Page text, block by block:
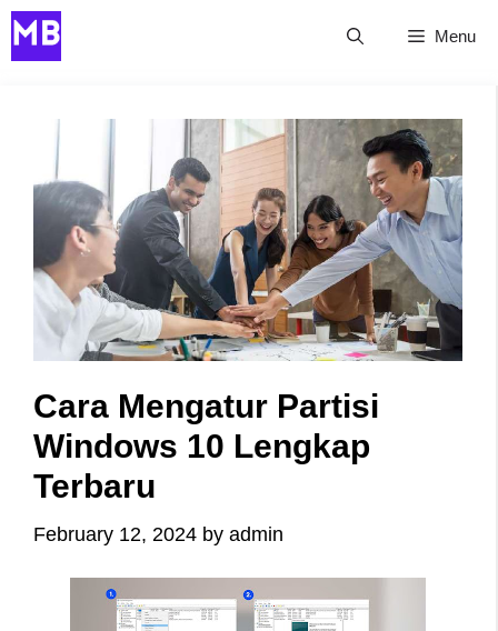
Skip
to
Menu
Cara Mengatur Partisi
Windows 10 Lengkap
Terbaru
February 12, 2024 by admin